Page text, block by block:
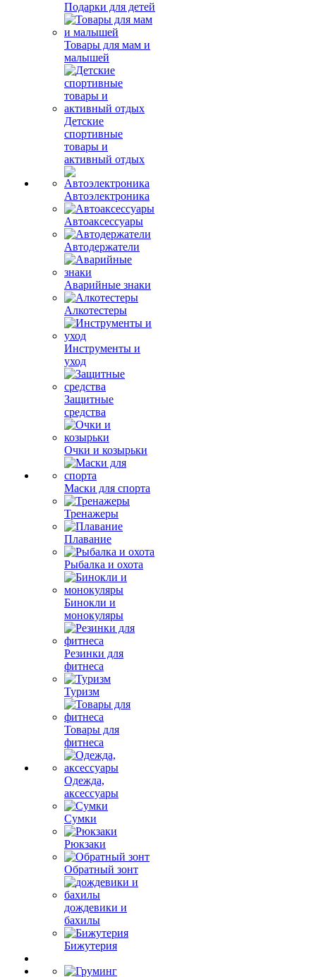
Подарки для детей
Товары для мам и
малышей
Детские
спортивные
товары и
активный отдых
Автоэлектроника
Автоаксессуары
Автодержатели
Аварийные знаки
Алкотестеры
Инструменты и
уход
Защитные
средства
Очки и козырьки
Маски для спорта
Тренажеры
Плавание
Рыбалка и охота
Бинокли и
монокуляры
Резинки для
фитнеса
Туризм
Товары для
фитнеса
Одежда,
аксессуары
Сумки
Рюкзаки
Обратный зонт
дождевики и
бахилы
Бижутерия